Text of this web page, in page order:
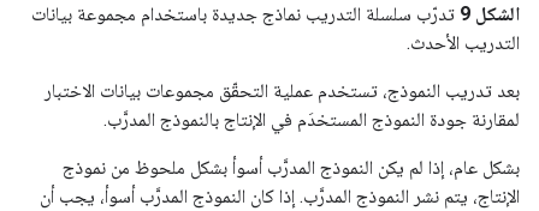
الشكل 9
تدرّب سلسلة التدريب نماذج جديدة باستخدام مجموعة بيانات
التدريب الأحدث.
بعد تدريب النموذج، تستخدم عملية التحقّق مجموعات بيانات الاختبار
لمقارنة جودة النموذج المستخدَم في الإنتاج بالنموذج المدرَّب.
بشكل عام، إذا لم يكن النموذج المدرَّب أسوأ بشكل ملحوظ من نموذج
الإنتاج، يتم نشر النموذج المدرَّب. إذا كان النموذج المدرَّب أسوأ، يجب أن